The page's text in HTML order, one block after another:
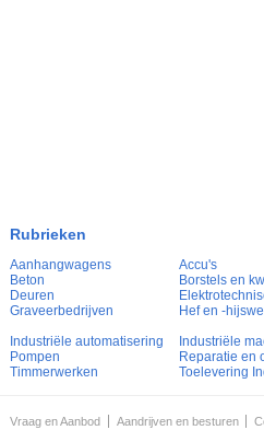
Rubrieken
Aanhangwagens Accu's
Beton
Borstels en
Deuren
Graveerbedrijven
Hef en -
Industriële automatisering
Industriële
Pompen
Reparatie en
Timmerwerken
Toelevering
Vraag en Aanbod Aandrijven en besturen